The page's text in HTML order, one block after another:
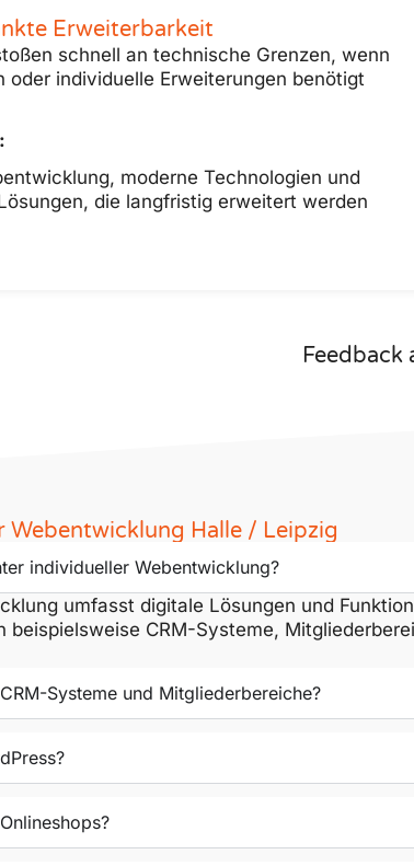
Erweiterbarkeit
schnell an technische Grenzen, wenn
oder individuelle Erweiterungen benötigt
moderne Technologien und
die langfristig erweitert werden
Feedback
Webentwicklung Halle / Leipzig
individueller Webentwicklung?
umfasst digitale Lösungen und
beispielsweise CRM-Systeme,
Systeme und Mitgliederbereiche?